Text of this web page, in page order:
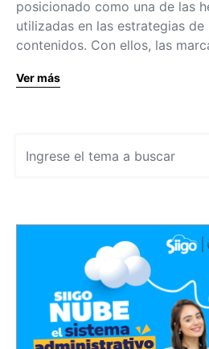
posicionado como una de las
utilizadas en las estrategias
contenidos. Con ellos, las
Ver más